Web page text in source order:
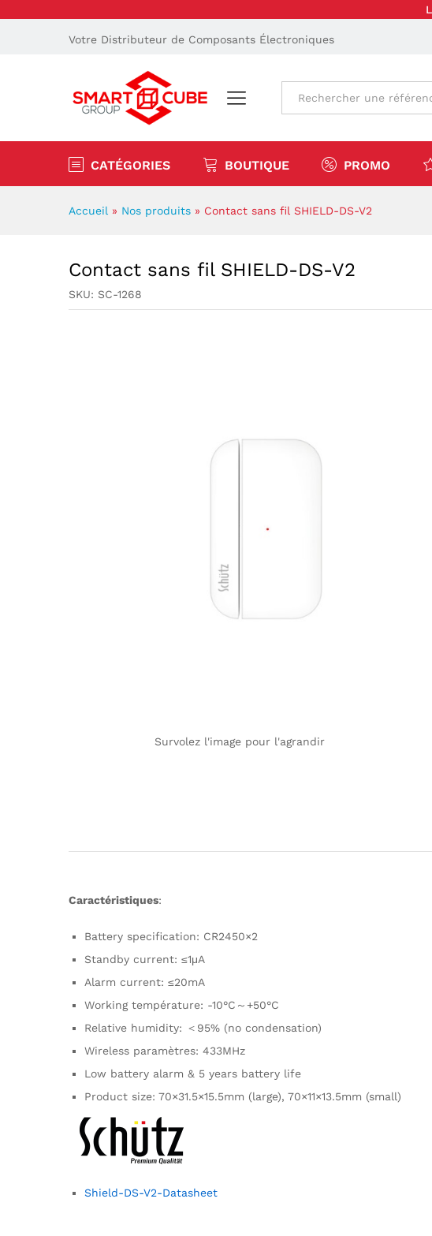
Votre Distributeur de Composants Électroniques
Tout
CATÉGORIES BOUTIQUE PROMO
Accueil » Nos produits » Contact sans fil SHIELD-DS-V2
Contact sans fil SHIELD-DS-V2
SKU: SC-1268
Survolez l'image pour l'agrandir
Caractéristiques:
Battery specification: CR2450×2
Standby current: ≤1μA
Alarm current: ≤20mA
Working température: -10°C～+50°C
Relative humidity: ＜95% (no condensation)
Wireless paramètres: 433MHz
Low battery alarm & 5 years battery life
Product size: 70×31.5×15.5mm (large), 70×11×13.5mm (small)
Shield-DS-V2-Datasheet